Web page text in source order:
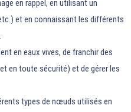
en rappel, en utilisant un
et en connaissant les différents
en eaux vives, de franchir des
en toute sécurité) et de gérer les
types de nœuds utilisés en